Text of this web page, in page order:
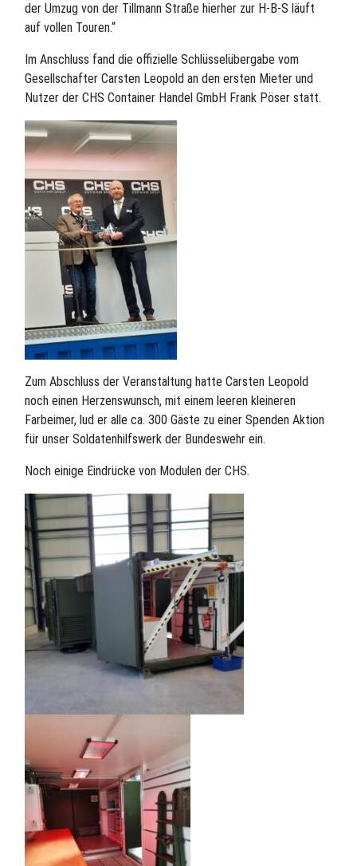
der Umzug von der Tillmann Straße hierher zur H-B-S läuft
auf vollen Touren.“
Im Anschluss fand die offizielle Schlüsselübergabe vom
Gesellschafter Carsten Leopold an den ersten Mieter und
Nutzer der CHS Container Handel GmbH Frank Pöser statt.
Zum Abschluss der Veranstaltung hatte Carsten Leopold
noch einen Herzenswunsch, mit einem leeren kleineren
Farbeimer, lud er alle ca. 300 Gäste zu einer Spenden Aktion
für unser Soldatenhilfswerk der Bundeswehr ein.
Noch einige Eindrücke von Modulen der CHS.